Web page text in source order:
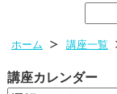
ホーム 講座一覧
講座カレンダー